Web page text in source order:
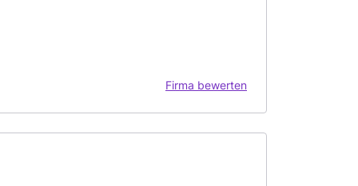
Firma bewerten